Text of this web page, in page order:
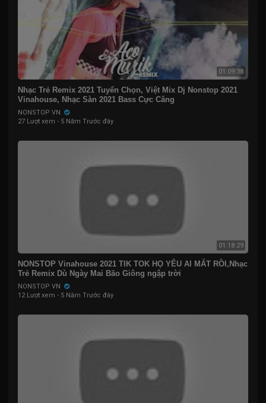
01:09:38
Nhạc Trẻ Remix 2021 Tuyển Chọn, Việt Mix Dj Nonstop 2021
Vinahouse, Nhạc Sàn 2021 Bass Cực Căng
NONSTOP VN
27 Lượt xem · 5 Năm Trước đây
01:18:29
NONSTOP Vinahouse 2021 TIK TOK HỌ YÊU AI MẤT RỒI,Nhạc
Trẻ Remix Dù Ngày Mai Bão Giông ngập trời
NONSTOP VN
12 Lượt xem · 5 Năm Trước đây